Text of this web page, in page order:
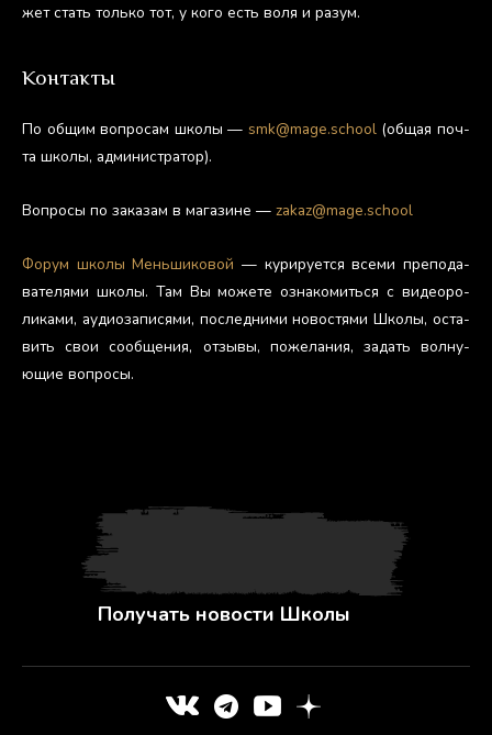
жет стать толь­ко тот, у ко­го есть во­ля и ра­зум.
Контакты
По об­щим воп­ро­сам шко­лы — smk@mage.school(об­щая поч­
та шко­лы, ад­ми­нис­тра­тор).
Воп­ро­сы по за­казам в ма­гази­не — zakaz@mage.school
Фо­рум шко­лы Мень­ши­ковой — ку­риру­ет­ся все­ми пре­пода­
вате­лями шко­лы. Там Вы мо­жете оз­на­комить­ся с ви­де­оро­
лика­ми, а­уди­оза­пися­ми, пос­ледни­ми но­вос­тя­ми Шко­лы, ос­та­
вить свои со­об­ще­ния, от­зы­вы, по­жела­ния, за­дать вол­ну­
ющие воп­ро­сы.
Получать новости Школы